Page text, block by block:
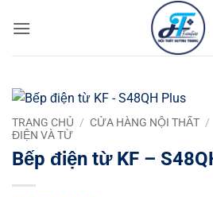
đến
TRANG CHỦ / CỬA HÀNG NỘI THẤT /
ĐIỆN VÀ TỪ
Bếp điện từ KF –